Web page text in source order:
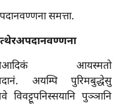
समत्ता.
आयस्मतो
अयम्पि पुरिमबुद्धेसु
पुञ्ञानि